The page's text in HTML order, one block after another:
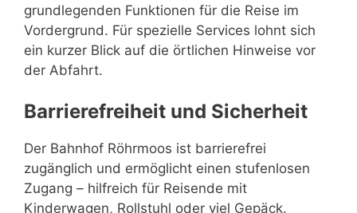
grundlegenden Funktionen für die Reise im
Vordergrund. Für spezielle Services lohnt sich
ein kurzer Blick auf die örtlichen Hinweise vor
der Abfahrt.
Barrierefreiheit und Sicherheit
Der Bahnhof Röhrmoos ist barrierefrei
zugänglich und ermöglicht einen stufenlosen
Zugang – hilfreich für Reisende mit
Kinderwagen, Rollstuhl oder viel Gepäck.